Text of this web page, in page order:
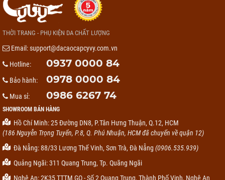
THỜI TRANG - PHỤ KIỆN DA CHẤT LƯỢNG
Email:support@dacaocapcyvy.com.vn
Hotline:
0937 0000 84
Bảo hành: 0978 0000 84
Mua sỉ: 0986 6267 74
SHOWROOM BÁN HÀNG
Hồ Chí Minh: 25 Đường DN8, P.Tân Hưng Thuận, Q.12, HCM
(186 Nguyễn Trọng Tuyển, P.8, Q. Phú Nhuận, HCM đã chuyển về quận 12)
Đà Nẵng: 88/33 Lương Thế Vinh, Sơn Trà, Đà Nẵng (0906.535.939)
Quảng Ngãi: 311 Quang Trung, Tp. Quãng Ngãi
Nghệ An: 2K35 TTTM GO - Số 2 Quang Trung, Thành Phố Vinh, Nghệ An